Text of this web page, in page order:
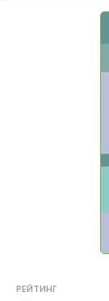
РЕЙТИНГ